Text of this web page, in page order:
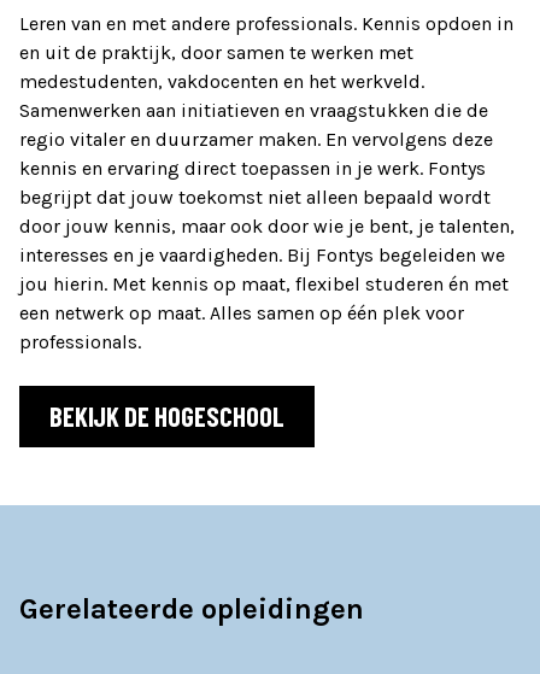
Leren van en met andere professionals. Kennis opdoen in
en uit de praktijk, door samen te werken met
medestudenten, vakdocenten en het werkveld.
Samenwerken aan initiatieven en vraagstukken die de
regio vitaler en duurzamer maken. En vervolgens deze
kennis en ervaring direct toepassen in je werk. Fontys
begrijpt dat jouw toekomst niet alleen bepaald wordt
door jouw kennis, maar ook door wie je bent, je talenten,
interesses en je vaardigheden. Bij Fontys begeleiden we
jou hierin. Met kennis op maat, flexibel studeren én met
een netwerk op maat. Alles samen op één plek voor
professionals.
BEKIJK DE HOGESCHOOL
Gerelateerde opleidingen